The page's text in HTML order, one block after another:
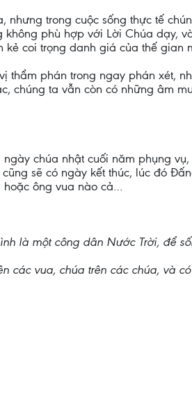
nhưng trong cuộc sống thực tế
phù hợp với Lời Chúa dạy,
kẻ coi trọng danh giá của thế
phán trong ngay phán xét,
chúng ta vẫn còn có những âm
chúa nhật cuối năm phụng
sẽ có ngày kết thúc, lúc đó
hoặc ông vua nào cả…
là một công dân Nước Trời, để
các vua, chúa trên các chúa, và